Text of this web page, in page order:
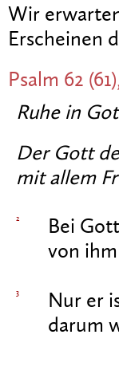
Wir
Erscheinen
Psalm 62
Ruhe in
Der Gott
mit allem
2
Bei
von
3
Nur er
darum